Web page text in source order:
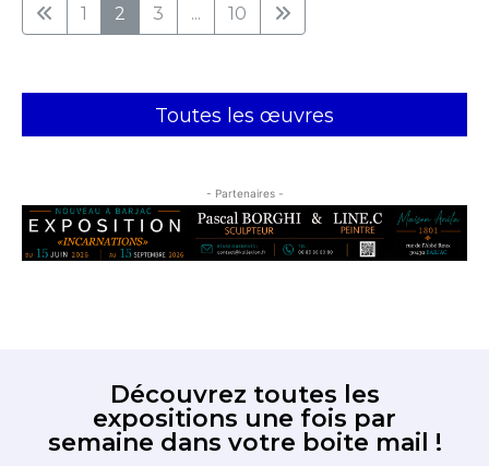
1 2 3 ... 10
Toutes les œuvres
- Partenaires -
Découvrez toutes les
expositions une fois par
semaine dans votre boite mail !